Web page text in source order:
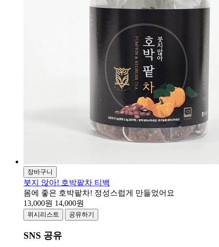
장바구니
붓지 않아! 호박팥차 티백
몸에 좋은 호박팥차! 정성스럽게 만들었어요
13,000원 14,000원
위시리스트 공유하기
SNS 공유